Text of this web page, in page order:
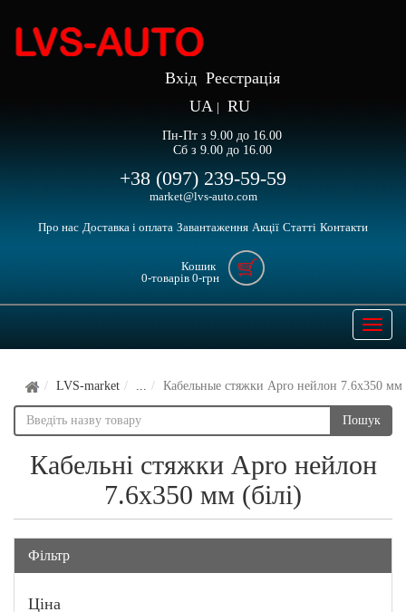
Вхід Реєстрація
UA
RU
Пн-Пт з 9.00 до 16.00
Сб з 9.00 до 16.00
+38 (097) 239-59-59
market@lvs-auto.com
Про нас Доставка і оплата Завантаження Акції Статті Контакти
Кошик
0-товарів 0-грн
Open
LVS-market ... Кабельные стяжки Apro нейлон 7.6x350 мм
Пошук
Кабельні стяжки Apro нейлон
7.6x350 мм (білі)
Фільтр
Ціна